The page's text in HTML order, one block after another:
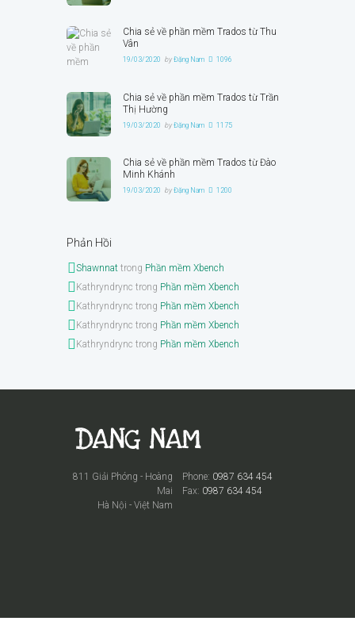
Chia sẻ về phần mềm Trados từ Thu
Vân
19/03/2020 byĐặng Nam 1096
Chia sẻ về phần mềm Trados từ Trần
Thị Hường
19/03/2020 byĐặng Nam 1175
Chia sẻ về phần mềm Trados từ Đào
Minh Khánh
19/03/2020 byĐặng Nam 1200
Phản Hồi
Shawnnat trong Phần mềm Xbench
Kathryndrync trong Phần mềm Xbench
Kathryndrync trong Phần mềm Xbench
Kathryndrync trong Phần mềm Xbench
Kathryndrync trong Phần mềm Xbench
Phone: 0987 634 454
Fax: 0987 634 454
811 Giải Phóng - Hoàng
Mai
Hà Nội - Việt Nam